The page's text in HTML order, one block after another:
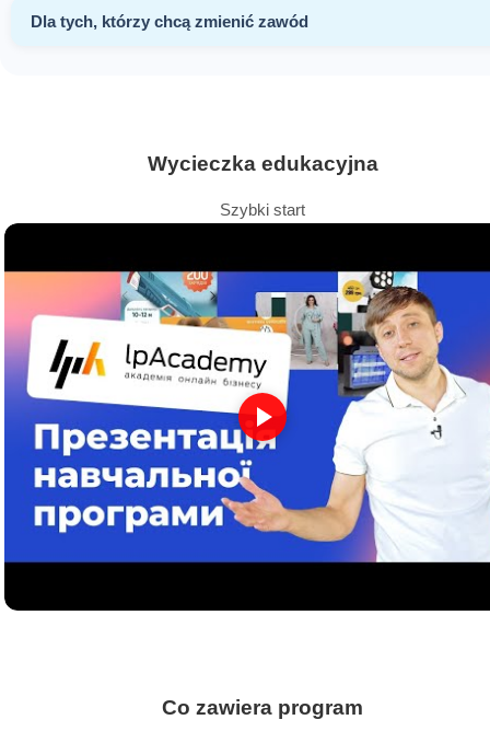
Dla tych, którzy chcą zmienić zawód
Wycieczka edukacyjna
Szybki start
Co zawiera program